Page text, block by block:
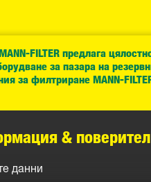
FILTER предлага
за пазара на
за филтриране MANN-
&
данни